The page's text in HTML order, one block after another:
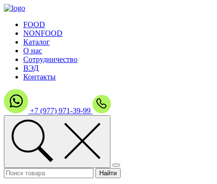
FOOD
NONFOOD
Каталог
О нас
Сотрудничество
ВЭД
Контакты
+7 (977) 971-39-99